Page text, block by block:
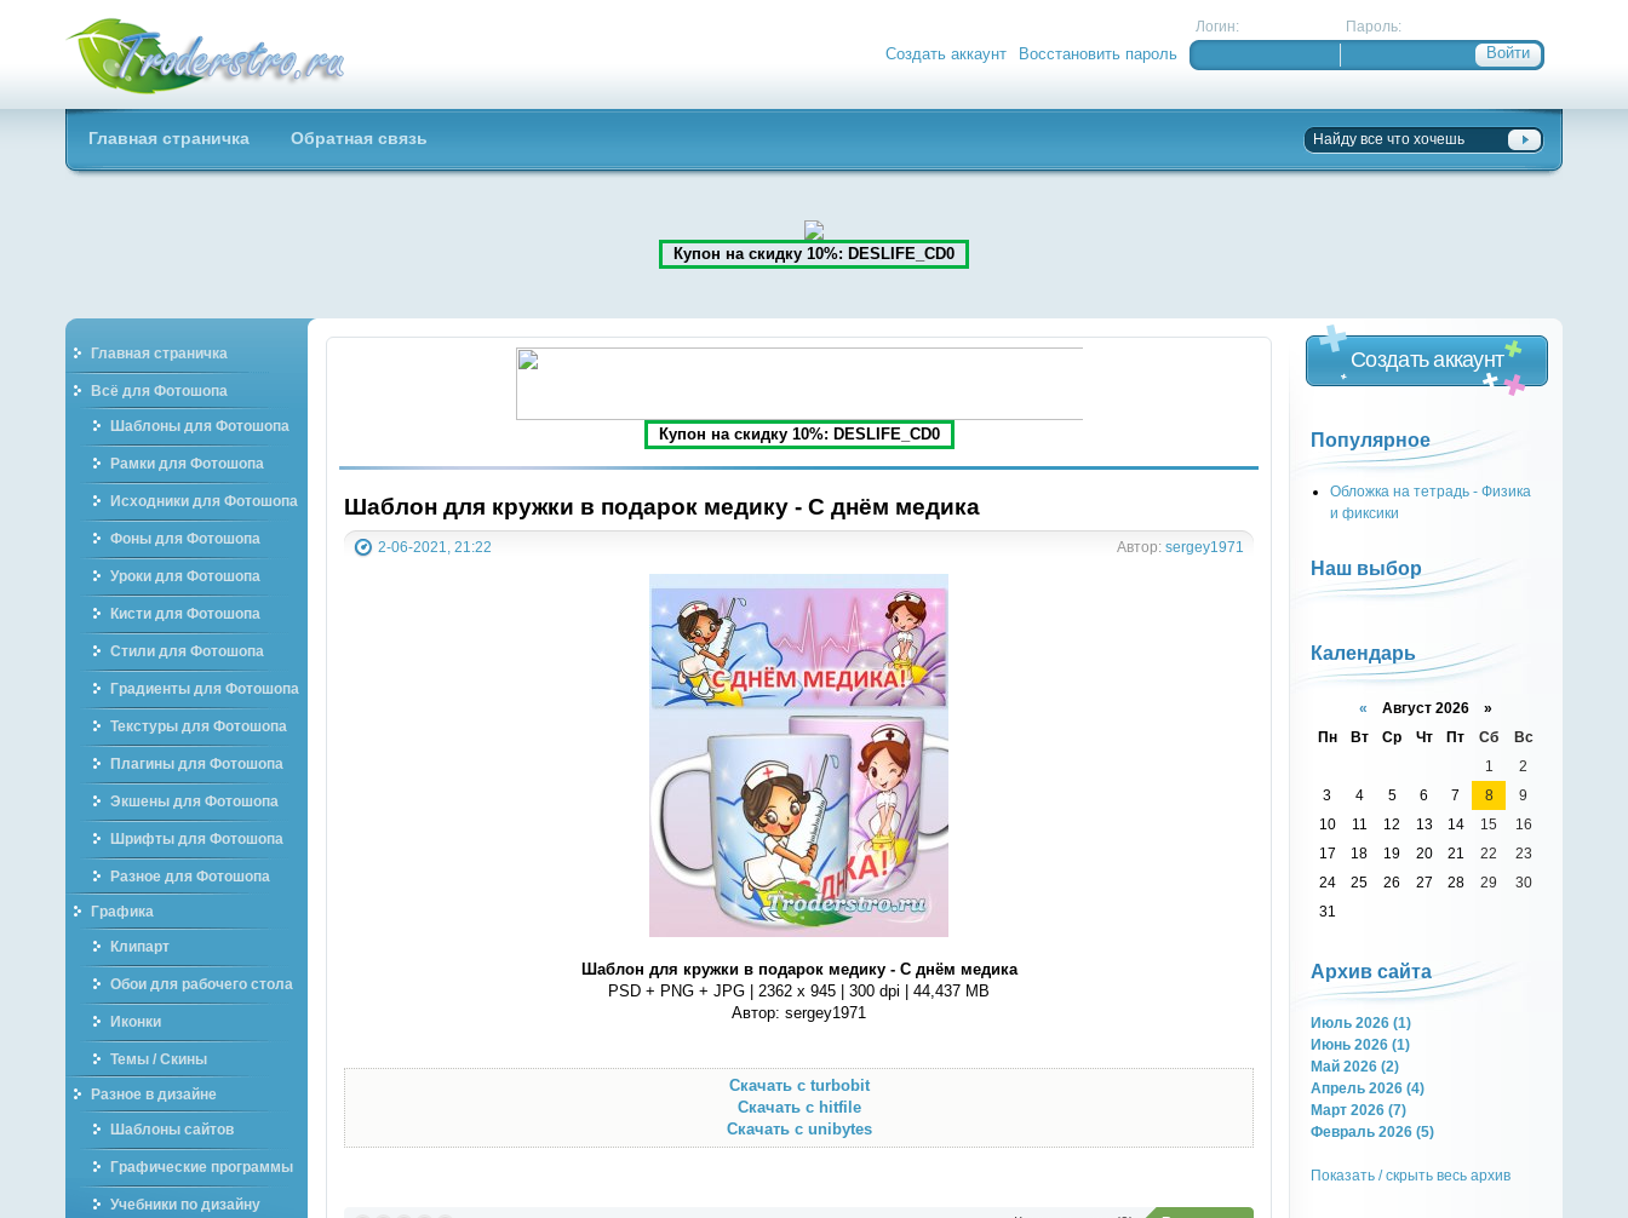
Troderstro.ru -
Портал о
Логин: Пароль:
Создать аккаунт Восстановить пароль
Главная страничка Обратная связь
Купон на скидку 10%: DESLIFE_CD0
Главная страничка
Всё для Фотошопа
Шаблоны для Фотошопа
Рамки для Фотошопа
Исходники для Фотошопа
Фоны для Фотошопа
Уроки для Фотошопа
Кисти для Фотошопа
Стили для Фотошопа
Градиенты для Фотошопа
Текстуры для Фотошопа
Плагины для Фотошопа
Экшены для Фотошопа
Шрифты для Фотошопа
Разное для Фотошопа
Графика
Клипарт
Обои для рабочего стола
Иконки
Темы / Скины
Разное в дизайне
Шаблоны сайтов
Графические программы
Учебники по дизайну
Купон на скидку 10%: DESLIFE_CD0
Шаблон для кружки в подарок медику - С днём медика
Автор:sergey1971
2-06-2021, 21:22
Шаблон для кружки в подарок медику - С днём медика
PSD + PNG + JPG | 2362 x 945 | 300 dpi | 44,437 MB
Автор: sergey1971
Скачать с turbobit
Скачать с hitfile
Скачать с unibytes
Создать аккаунт
Популярное
Обложка на тетрадь - Физика
и фиксики
Наш выбор
Календарь
« Август 2026 »
Пн
Вт Ср Чт Пт Сб
Вс
1
2
3
4 5 6 7 8
9
10
11 12 13 14 15
16
17
18 19 20 21 22
23
24
25 26 27 28 29
30
31
Архив сайта
Июль 2026 (1)
Июнь 2026 (1)
Май 2026 (2)
Апрель 2026 (4)
Март 2026 (7)
Февраль 2026 (5)
Показать / скрыть весь архив